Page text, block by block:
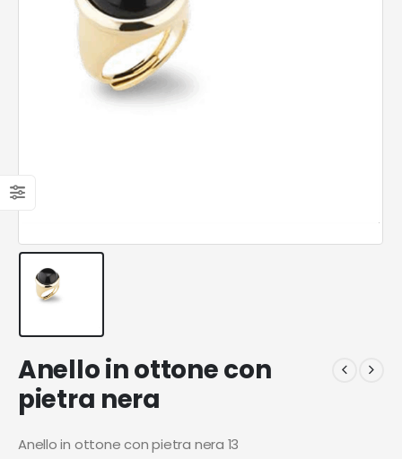
Anello in ottone con
pietra nera
Anello in ottone con pietra nera 13